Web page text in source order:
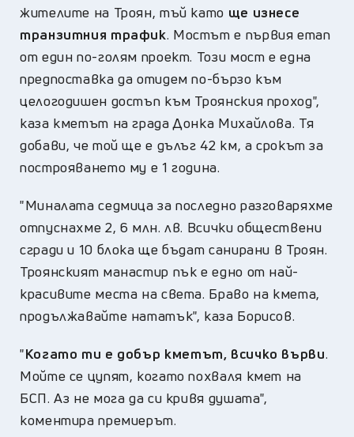
жителите на Троян, тъй като ще изнесе
транзитния трафик. Мостът е първия етап
от един по-голям проект. Този мост е една
предпоставка да отидем по-бързо към
целогодишен достъп към Троянския проход",
каза кметът на града Донка Михайлова. Тя
добави, че той ще е дълъг 42 км, а срокът за
построяването му е 1 година.
"Миналата седмица за последно разговаряхме
отпуснахме 2, 6 млн. лв. Всички обществени
сгради и 10 блока ще бъдат санирани в Троян.
Троянският манастир пък е едно от най-
красивите места на света. Браво на кмета,
продължавайте нататък", каза Борисов.
"Когато ти е добър кметът, всичко върви.
Мойте се цупят, когато похваля кмет на
БСП. Аз не мога да си кривя душата",
коментира премиерът.